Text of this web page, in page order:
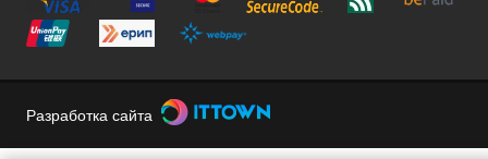
Разработка сайта